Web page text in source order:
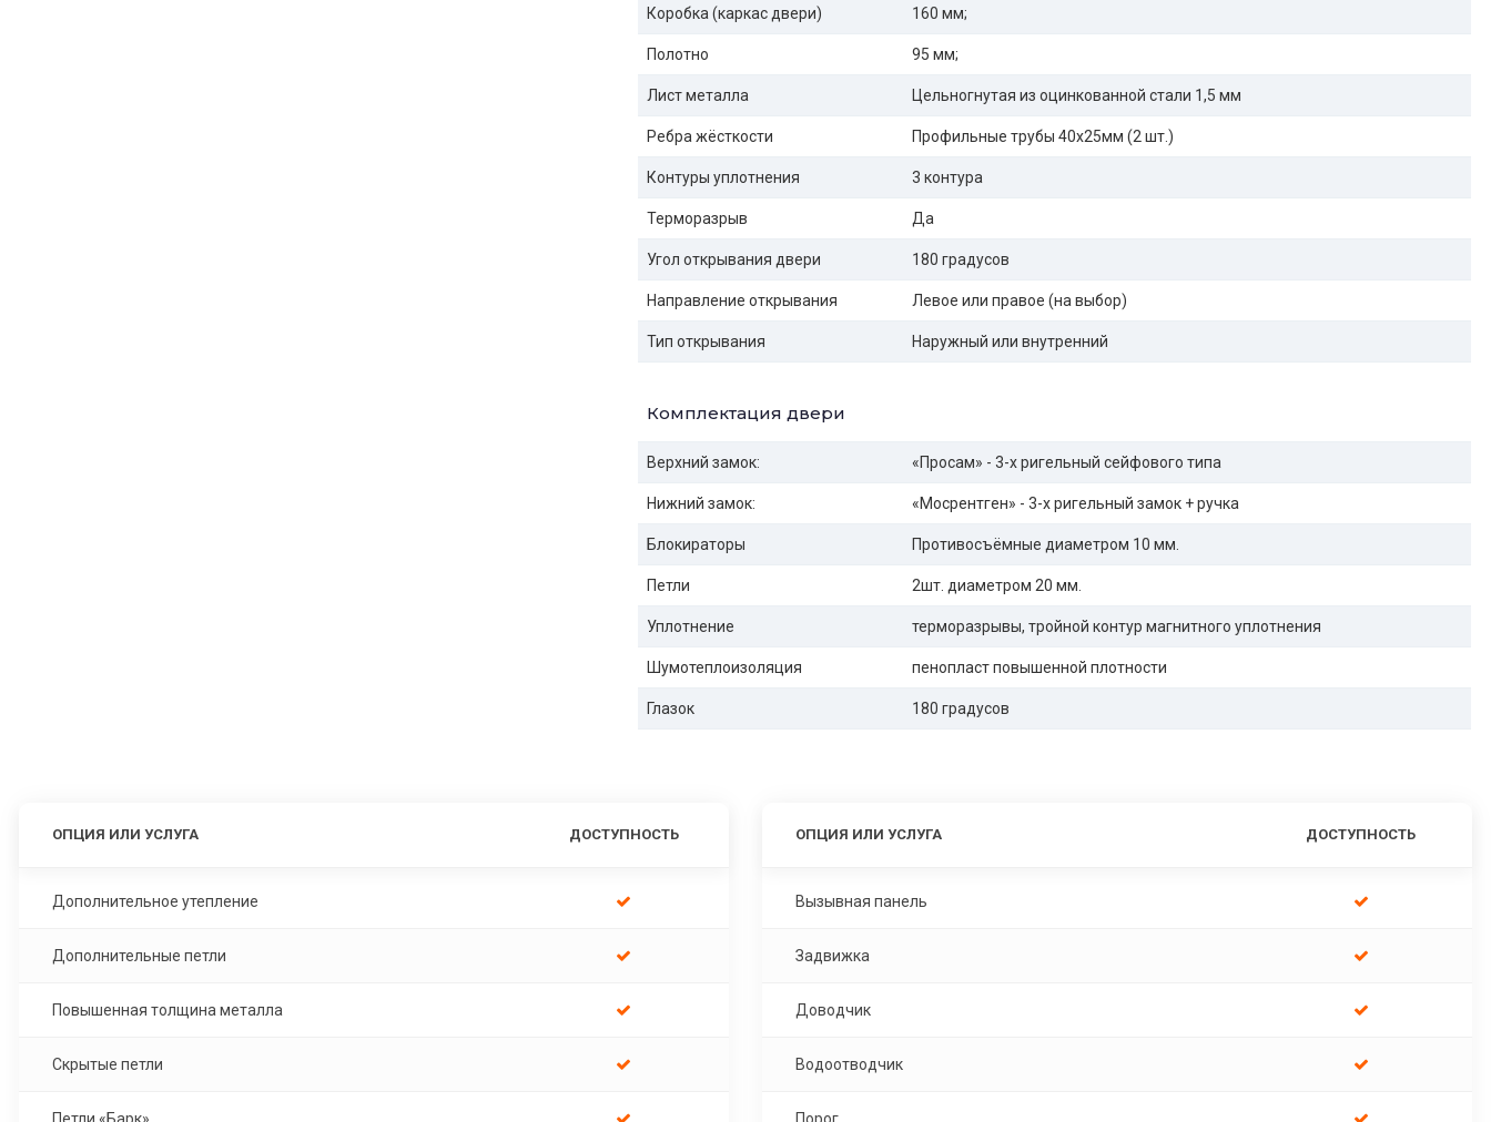
Коробка (каркас двери) 160 мм;
Полотно 95 мм;
Лист металла Цельногнутая из оцинкованной стали 1,5 мм
Ребра жёсткости Профильные трубы 40х25мм (2 шт.)
Контуры уплотнения 3 контура
Терморазрыв Да
Угол открывания двери 180 градусов
Направление открывания Левое или правое (на выбор)
Тип открывания Наружный или внутренний
Комплектация двери
Верхний замок: «Просам» - 3-х ригельный сейфового типа
Нижний замок: «Мосрентген» - 3-х ригельный замок + ручка
Блокираторы Противосъёмные диаметром 10 мм.
Петли 2шт. диаметром 20 мм.
Уплотнение терморазрывы, тройной контур магнитного уплотнения
Шумотеплоизоляция пенопласт повышенной плотности
Глазок 180 градусов
ОПЦИЯ ИЛИ УСЛУГА ДОСТУПНОСТЬ
Дополнительное утепление
Дополнительные петли
Повышенная толщина металла
Скрытые петли
Петли «Барк»
ОПЦИЯ ИЛИ УСЛУГА ДОСТУПНОСТЬ
Вызывная панель
Задвижка
Доводчик
Водоотводчик
Порог